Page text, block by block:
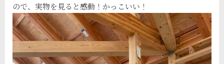
ので、実物を見ると感動！かっこいい！